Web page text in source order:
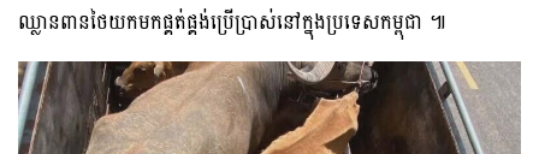
ឈ្លានពាន​ថៃយក​មក​ផ្គត់ផ្គង់​ប្រើប្រាស់​នៅ​ក្នុង​ប្រទេស​កម្ពុជា ​៕